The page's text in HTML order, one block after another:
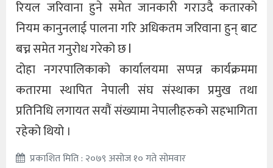
रियल जरिवाना हुने समेत जानकारी गराउदै कतारको
नियम कानुनलाई पालना गरि अधिकतम जरिवाना हुन् बाट
बच्न समेत गनुरोध गरेको छ l
दोहा नगरपालिकाको कार्यालयमा सप्पन्न कार्यक्रममा
कतारमा स्थापित नेपाली संघ संस्थाका प्रमुख तथा
प्रतिनिधि लगायत सयौं संख्यामा नेपालीहरुको सहभागिता
रहेको थियो ।
प्रकाशित मिति : २०७९ असोज १० गते सोमवार